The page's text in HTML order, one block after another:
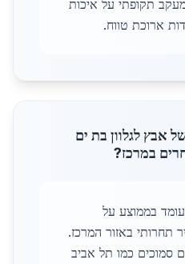
תקופתי על איכות
ארוכת טווח.
אבץ לגלוון בת ים
במרכז?
בממוצע על
מחיר תחרותי באזור המרכז.
סמוכים כמו תל אביב